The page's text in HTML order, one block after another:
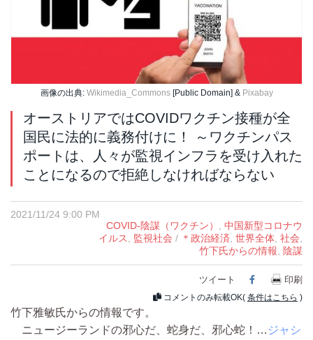
画像の出典: Wikimedia_Commons[Public Domain] & Pixabay
オーストリアではCOVIDワクチン接種が全
国民に法的に義務付けに！ ～ワクチンパス
ポートは、人々が監視インフラを受け入れた
ことになるので拒絶しなければならない
2021/11/24 9:00 PM
COVID-陰謀（ワクチン）
中国新型コロナウ
イルス
監視社会 / ＊政治経済 世界全体 社会
竹下氏からの情報
陰謀
ツイート Facebook
印刷
コメントのみ転載OK( 条件はこちら )
竹下雅敏氏からの情報です。
ニュージーランドの邪心だ、蛇身だ、邪心蛇！… ジャシ